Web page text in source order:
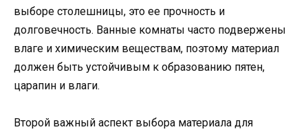
выборе столешницы, это ее прочность и
долговечность. Ванные комнаты часто подвержены
влаге и химическим веществам, поэтому материал
должен быть устойчивым к образованию пятен,
царапин и влаги.
Второй важный аспект выбора материала для